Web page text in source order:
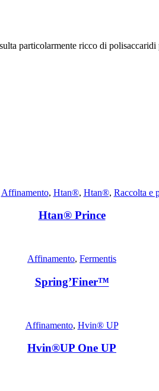
particolarmente ricco di
Affinamento, Htan®, Htan®, Raccolta e
Htan® Prince
Affinamento, Fermentis
Spring’Finer™
Affinamento, Hvin® UP
Hvin®UP One UP